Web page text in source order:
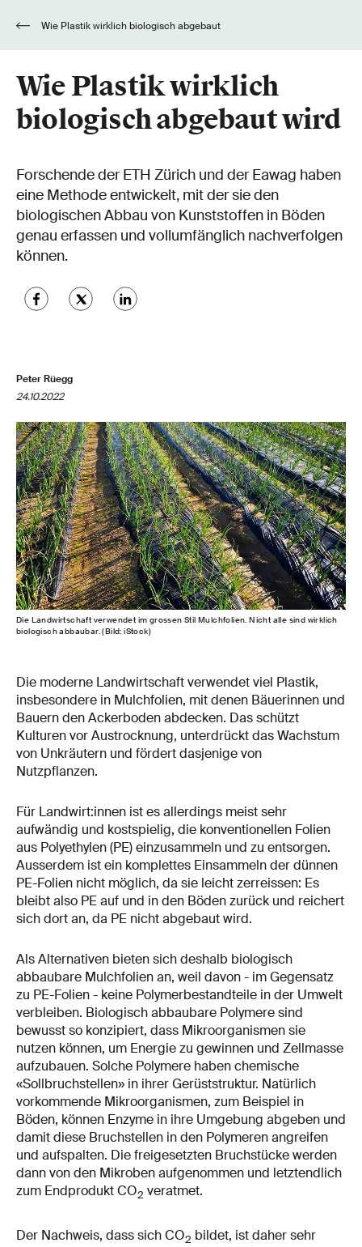
Wie Plastik wirklich
biologisch abgebaut wird
Forschende der ETH Zürich und der Eawag haben
eine Methode entwickelt, mit der sie den
biologischen Abbau von Kunststoffen in Böden
genau erfassen und vollumfänglich nachverfolgen
können.
Peter Rüegg
24.10.2022
Die Landwirtschaft verwendet im grossen Stil Mulchfolien. Nicht alle sind wirklich
biologisch abbaubar. (Bild: iStock)
Die moderne Landwirtschaft verwendet viel Plastik,
insbesondere in Mulchfolien, mit denen Bäuerinnen und
Bauern den Ackerboden abdecken. Das schützt
Kulturen vor Austrocknung, unterdrückt das Wachstum
von Unkräutern und fördert dasjenige von
Nutzpflanzen.
Für Landwirt:innen ist es allerdings meist sehr
aufwändig und kostspielig, die konventionellen Folien
aus Polyethylen (PE) einzusammeln und zu entsorgen.
Ausserdem ist ein komplettes Einsammeln der dünnen
PE-​Folien nicht möglich, da sie leicht zerreissen: Es
bleibt also PE auf und in den Böden zurück und reichert
sich dort an, da PE nicht abgebaut wird.
Als Alternativen bieten sich deshalb biologisch
abbaubare Mulchfolien an, weil davon - im Gegensatz
zu PE-​Folien - keine Polymerbestandteile in der Umwelt
verbleiben. Biologisch abbaubare Polymere sind
bewusst so konzipiert, dass Mikroorganismen sie
nutzen können, um Energie zu gewinnen und Zellmasse
aufzubauen. Solche Polymere haben chemische
«Sollbruchstellen» in ihrer Gerüststruktur. Natürlich
vorkommende Mikroorganismen, zum Beispiel in
Böden, können Enzyme in ihre Umgebung abgeben und
damit diese Bruchstellen in den Polymeren angreifen
und aufspalten. Die freigesetzten Bruchstücke werden
dann von den Mikroben aufgenommen und letztendlich
zum Endprodukt CO2 veratmet.
Der Nachweis, dass sich CO2 bildet, ist daher sehr